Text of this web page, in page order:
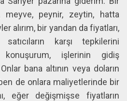
peynir, zeytin, hatta
alırım, bir yandan da fiyatları,
satıcıların karşı tepkilerini
işlerinin gidiş
bana altının veya doların
de onlara maliyetlerinde bir
eğer değişmişse fiyatların